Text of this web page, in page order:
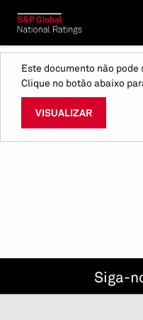
Este documento não pode
Clique no botão abaixo
VISUALIZAR
Siga-